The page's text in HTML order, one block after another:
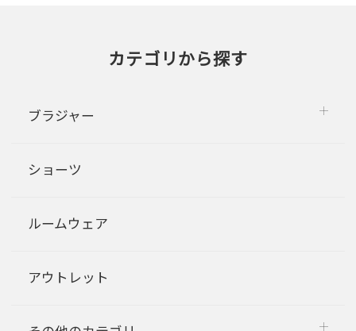
カテゴリから探す
ブラジャー
ショーツ
ルームウェア
アウトレット